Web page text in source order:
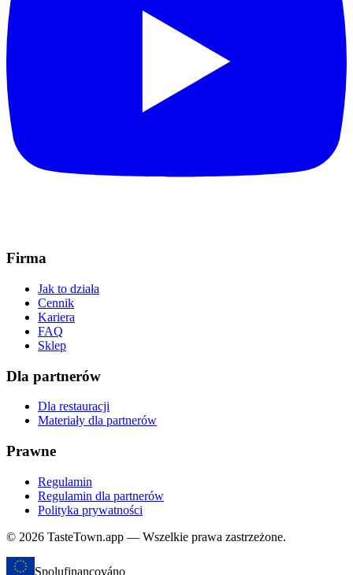
Firma
Jak to działa
Cennik
Kariera
FAQ
Sklep
Dla partnerów
Dla restauracji
Materiały dla partnerów
Prawne
Regulamin
Regulamin dla partnerów
Polityka prywatności
© 2026 TasteTown.app — Wszelkie prawa zastrzeżone.
Spolufinancováno